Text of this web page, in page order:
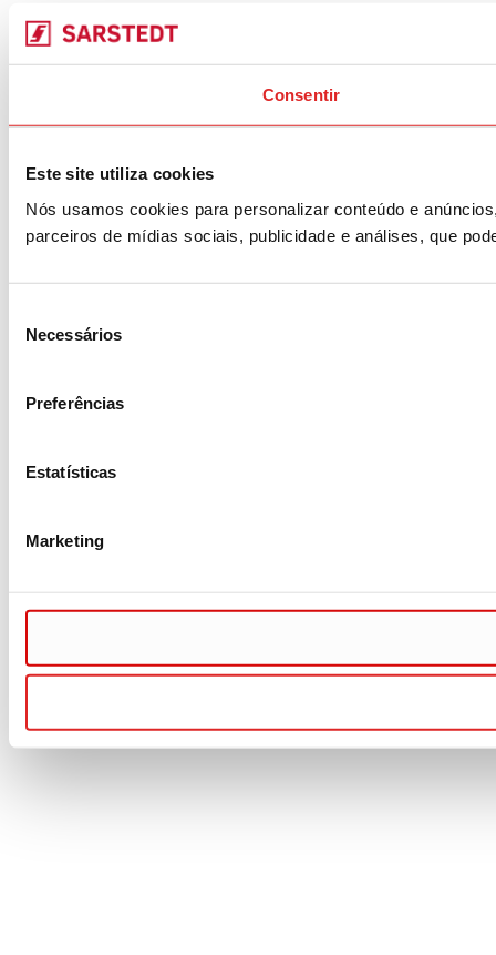
Consentir
Este site utiliza cookies
Nós usamos cookies para personalizar conteúdo e
parceiros de mídias sociais, publicidade e análises, que
Necessários
Preferências
Estatísticas
Marketing